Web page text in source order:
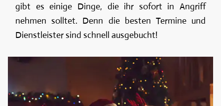
gibt es einige Dinge, die ihr sofort in Angriff
nehmen solltet. Denn die besten Termine und
Dienstleister sind schnell ausgebucht!